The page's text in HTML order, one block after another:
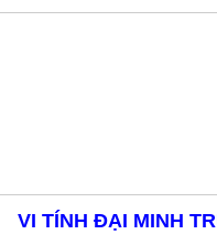
VI TÍNH ĐẠI MINH